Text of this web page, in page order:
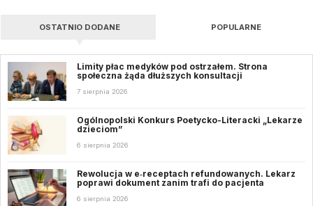
OSTATNIO DODANE POPULARNE
Limity płac medyków pod ostrzałem. Strona
społeczna żąda dłuższych konsultacji
7 sierpnia 2026
Ogólnopolski Konkurs Poetycko-Literacki „Lekarze
dzieciom”
6 sierpnia 2026
Rewolucja w e‑receptach refundowanych. Lekarz
poprawi dokument zanim trafi do pacjenta
6 sierpnia 2026